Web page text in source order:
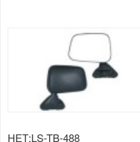
НЕТ:LS-TB-488